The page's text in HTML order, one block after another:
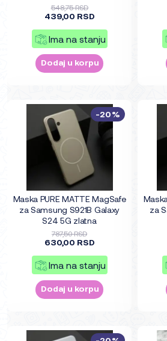
548,75 RSD
439,00 RSD
Ima na stanju
Dodaj u korpu
Maska PURE MATTE MagSafe
za Samsung S921B Galaxy
S24 5G zlatna
787,50 RSD
630,00 RSD
Ima na stanju
Dodaj u korpu
-20%
za